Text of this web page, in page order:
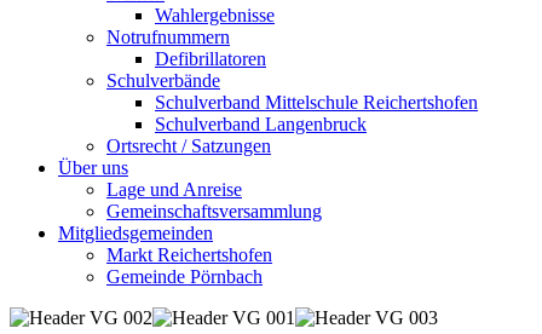
Wahlergebnisse
Notrufnummern
Defibrillatoren
Schulverbände
Schulverband Mittelschule Reichertshofen
Schulverband Langenbruck
Ortsrecht / Satzungen
Über uns
Lage und Anreise
Gemeinschaftsversammlung
Mitgliedsgemeinden
Markt Reichertshofen
Gemeinde Pörnbach